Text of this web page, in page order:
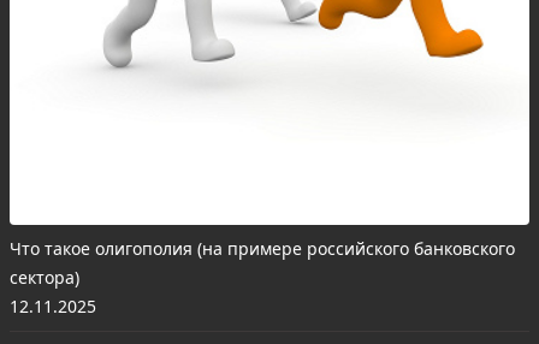
Что такое олигополия (на примере российского банковского
сектора)
12.11.2025